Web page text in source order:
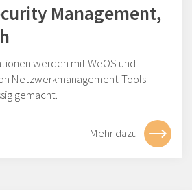
Management,
werden mit WeOS und
Netzwerkmanagement-Tools
gemacht.
Mehr dazu